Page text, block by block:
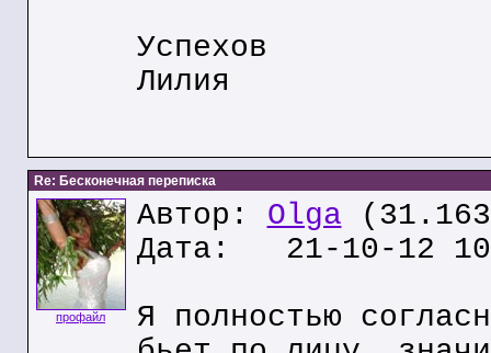
Успехов
Лилия
Re: Бесконечная переписка
профайл
Автор: Olga
Дата: 21-10-12
Я полностью